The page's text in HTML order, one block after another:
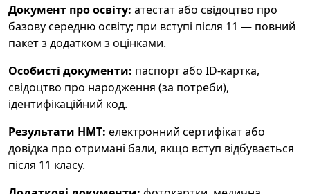
Документ про освіту: атестат або свідоцтво про
базову середню освіту; при вступі після 11 — повний
пакет з додатком з оцінками.
Особисті документи: паспорт або ID-картка,
свідоцтво про народження (за потреби),
ідентифікаційний код.
Результати НМТ: електронний сертифікат або
довідка про отримані бали, якщо вступ відбувається
після 11 класу.